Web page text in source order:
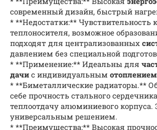
современный дизайн, быстрый
* **Недостатки:** Чувствительность
теплоносителя, возможное
подходят для централизованных
давлением без специальной
* **Применение:** Идеальны для
дачи с индивидуальным отоплением
* **Биметаллические радиаторы.**
себе прочность стального
теплоотдачу алюминиевого корпуса.
универсальным решением.
* **Преимущества:** Высокая